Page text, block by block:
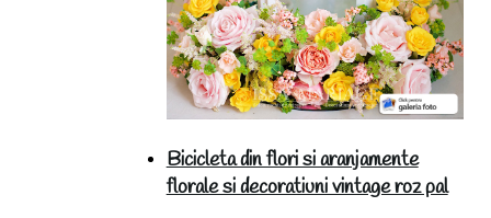
Bicicleta din flori si aranjamente
florale si decoratiuni vintage roz pal